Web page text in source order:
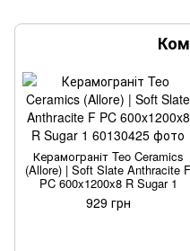
Керамограніт Teo Ceramics
(Allore) | Soft Slate Anthracite F
PC 600x1200x8 R Sugar 1
929 грн